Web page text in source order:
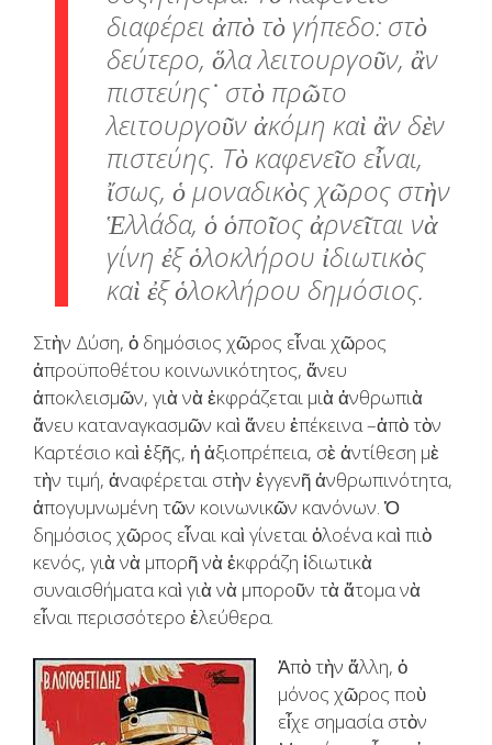
διαφέρει ἀπὸ τὸ γήπεδο: στὸ
δεύτερο, ὅλα λειτουργοῦν, ἂν
πιστεύης˙ στὸ πρῶτο
λειτουργοῦν ἀκόμη καὶ ἂν δὲν
πιστεύης. Τὸ καφενεῖο εἶναι,
ἴσως, ὁ μοναδικὸς χῶρος στὴν
Ἑλλάδα, ὁ ὁποῖος ἀρνεῖται νὰ
γίνη ἐξ ὁλοκλήρου ἰδιωτικὸς
καὶ ἐξ ὁλοκλήρου δημόσιος.
Στὴν Δύση, ὁ δημόσιος χῶρος εἶναι χῶρος
ἀπροϋποθέτου κοινωνικότητος, ἄνευ
ἀποκλεισμῶν, γιὰ νὰ ἐκφράζεται μιὰ ἀνθρωπιὰ
ἄνευ καταναγκασμῶν καὶ ἄνευ ἐπέκεινα –ἀπὸ τὸν
Καρτέσιο καὶ ἑξῆς, ἡ ἀξιοπρέπεια, σὲ ἀντίθεση μὲ
τὴν τιμή, ἀναφέρεται στὴν ἐγγενῆ ἀνθρωπινότητα,
ἀπογυμνωμένη τῶν κοινωνικῶν κανόνων. Ὁ
δημόσιος χῶρος εἶναι καὶ γίνεται ὁλοένα καὶ πιὸ
κενός, γιὰ νὰ μπορῆ νὰ ἐκφράζη ἰδιωτικὰ
συναισθήματα καὶ γιὰ νὰ μποροῦν τὰ ἄτομα νὰ
εἶναι περισσότερο ἐλεύθερα.
Ἀπὸ τὴν ἄλλη, ὁ
μόνος χῶρος ποὺ
εἶχε σημασία στὸν